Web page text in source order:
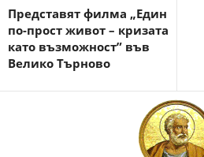
Представят филма „Един
по-прост живот – кризата
като възможност” във
Велико Търново